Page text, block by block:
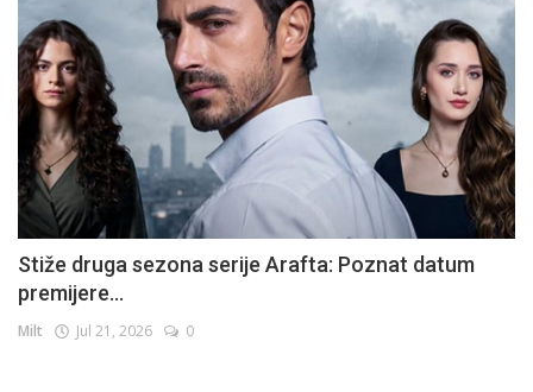
Stiže druga sezona serije Arafta: Poznat datum
premijere...
Milt Jul 21, 2026 0